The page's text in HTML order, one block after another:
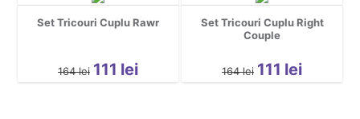
Set Tricouri Cuplu Rawr
164 lei 111 lei
Set Tricouri Cuplu Right
Couple
164 lei 111 lei